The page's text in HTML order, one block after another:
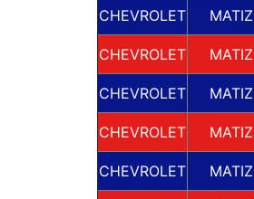
CHEVROLET MATIZ
CHEVROLET MATIZ
CHEVROLET MATIZ
CHEVROLET MATIZ
CHEVROLET MATIZ